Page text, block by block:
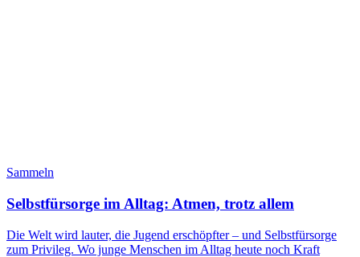
Sammeln
Selbstfürsorge im Alltag: Atmen, trotz allem
Die Welt wird lauter, die Jugend erschöpfter – und Selbstfürsorge
zum Privileg. Wo junge Menschen im Alltag heute noch Kraft